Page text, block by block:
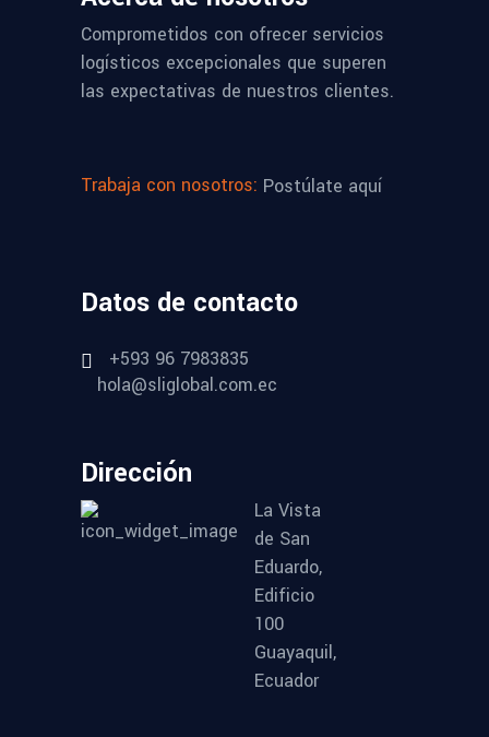
Comprometidos con ofrecer servicios
logísticos excepcionales que superen
las expectativas de nuestros clientes.
Trabaja con nosotros: Postúlate aquí
Datos de contacto
+593 96 7983835
hola@sliglobal.com.ec
Dirección
La Vista
de San
Eduardo,
Edificio
100
Guayaquil,
Ecuador